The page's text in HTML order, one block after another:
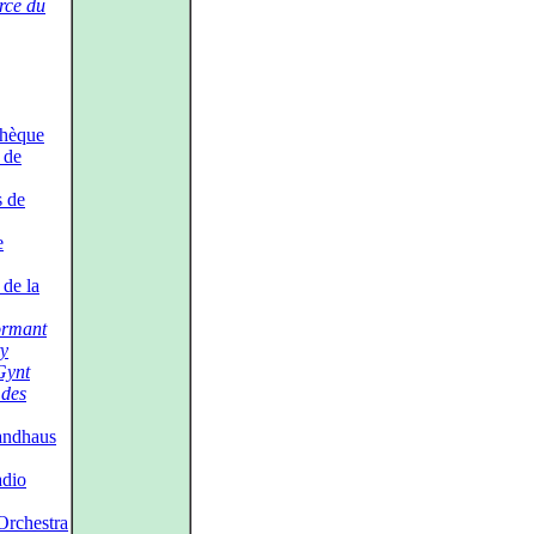
du
de
de
la